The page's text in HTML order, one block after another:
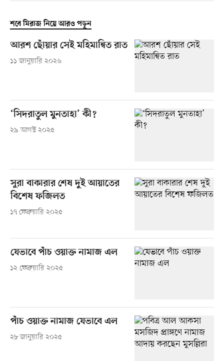
শবে মিরাজ নিয়ে আরও পড়ুন
আরশ ছোঁয়ার সেই মহিমান্বিত রাত
১১ জানুয়ারি ২০২৬
‘সিদরাতুল মুনতাহা’ কী?
২৯ আগস্ট ২০২৫
সুরা বাকারার শেষ দুই আয়াতের
বিশেষ ফজিলত
১৭ ফেব্রুয়ারি ২০২৫
যেভাবে পাঁচ ওয়াক্ত নামাজ এল
১২ ফেব্রুয়ারি ২০২৫
পাঁচ ওয়াক্ত নামাজ যেভাবে এল
২৮ জানুয়ারি ২০২৫